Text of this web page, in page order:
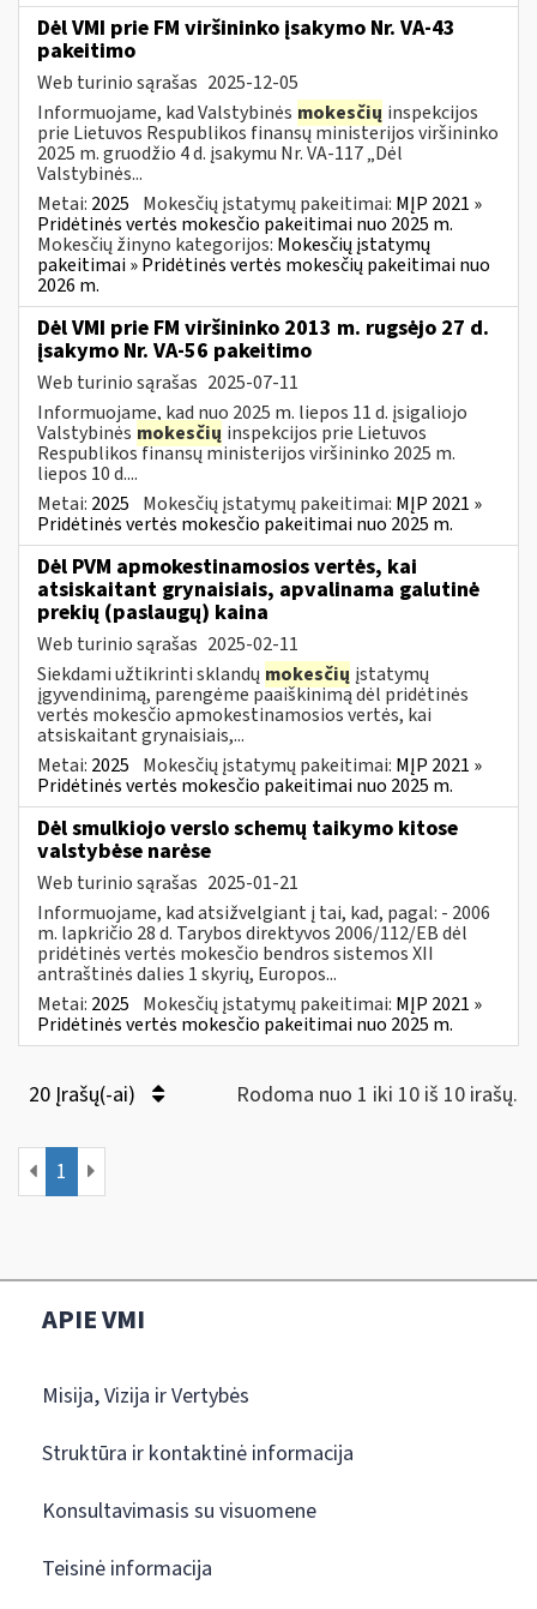
Dėl VMI prie FM viršininko įsakymo Nr. VA-43
pakeitimo
Web turinio sąrašas 2025-12-05
Informuojame, kad Valstybinės mokesčių inspekcijos
prie Lietuvos Respublikos finansų ministerijos viršininko
2025 m. gruodžio 4 d. įsakymu Nr. VA-117 „Dėl
Valstybinės...
Metai: 2025 Mokesčių įstatymų pakeitimai: MĮP 2021 »
Pridėtinės vertės mokesčio pakeitimai nuo 2025 m.
Mokesčių žinyno kategorijos: Mokesčių įstatymų
pakeitimai » Pridėtinės vertės mokesčių pakeitimai nuo
2026 m.
Dėl VMI prie FM viršininko 2013 m. rugsėjo 27 d.
įsakymo Nr. VA-56 pakeitimo
Web turinio sąrašas 2025-07-11
Informuojame, kad nuo 2025 m. liepos 11 d. įsigaliojo
Valstybinės mokesčių inspekcijos prie Lietuvos
Respublikos finansų ministerijos viršininko 2025 m.
liepos 10 d....
Metai: 2025 Mokesčių įstatymų pakeitimai: MĮP 2021 »
Pridėtinės vertės mokesčio pakeitimai nuo 2025 m.
Dėl PVM apmokestinamosios vertės, kai
atsiskaitant grynaisiais, apvalinama galutinė
prekių (paslaugų) kaina
Web turinio sąrašas 2025-02-11
Siekdami užtikrinti sklandų mokesčių įstatymų
įgyvendinimą, parengėme paaiškinimą dėl pridėtinės
vertės mokesčio apmokestinamosios vertės, kai
atsiskaitant grynaisiais,...
Metai: 2025 Mokesčių įstatymų pakeitimai: MĮP 2021 »
Pridėtinės vertės mokesčio pakeitimai nuo 2025 m.
Dėl smulkiojo verslo schemų taikymo kitose
valstybėse narėse
Web turinio sąrašas 2025-01-21
Informuojame, kad atsižvelgiant į tai, kad, pagal: - 2006
m. lapkričio 28 d. Tarybos direktyvos 2006/112/EB dėl
pridėtinės vertės mokesčio bendros sistemos XII
antraštinės dalies 1 skyrių, Europos...
Metai: 2025 Mokesčių įstatymų pakeitimai: MĮP 2021 »
Pridėtinės vertės mokesčio pakeitimai nuo 2025 m.
20 Įrašų(-ai) Rodoma nuo 1 iki 10 iš 10 irašų.
1
APIE VMI
Misija, Vizija ir Vertybės
Struktūra ir kontaktinė informacija
Konsultavimasis su visuomene
Teisinė informacija